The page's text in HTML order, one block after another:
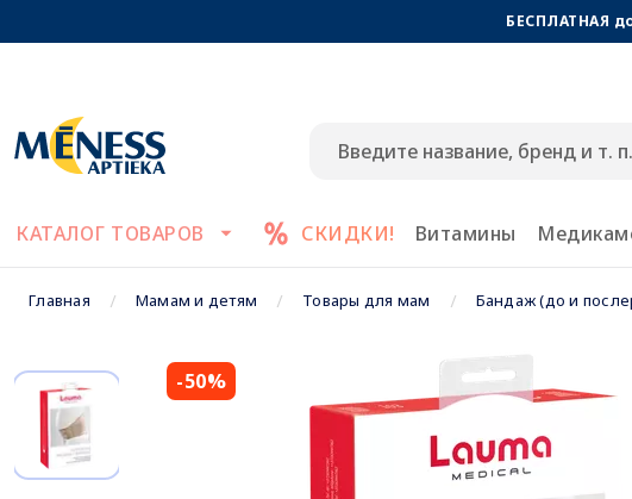
БЕСПЛАТНАЯ
КАТАЛОГ ТОВАРОВ СКИДКИ! Витамины
Главная Мамам и детям Товары для мам Бандаж (до и
-50%